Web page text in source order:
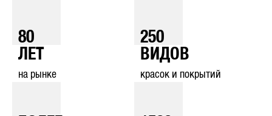
80
ЛЕТ
на рынке
250
ВИДОВ
красок и покрытий